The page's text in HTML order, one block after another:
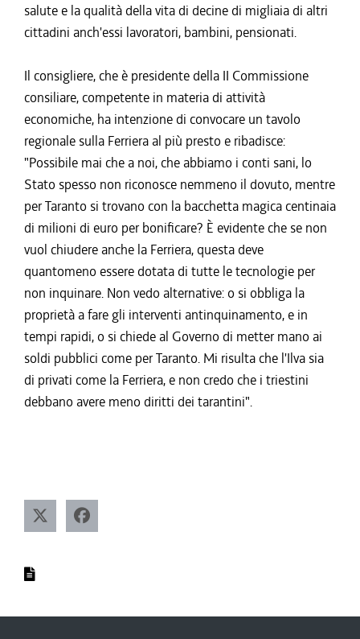
salute e la qualità della vita di decine di migliaia di altri
cittadini anch'essi lavoratori, bambini, pensionati.
Il consigliere, che è presidente della II Commissione
consiliare, competente in materia di attività
economiche, ha intenzione di convocare un tavolo
regionale sulla Ferriera al più presto e ribadisce:
"Possibile mai che a noi, che abbiamo i conti sani, lo
Stato spesso non riconosce nemmeno il dovuto, mentre
per Taranto si trovano con la bacchetta magica centinaia
di milioni di euro per bonificare? È evidente che se non
vuol chiudere anche la Ferriera, questa deve
quantomeno essere dotata di tutte le tecnologie per
non inquinare. Non vedo alternative: o si obbliga la
proprietà a fare gli interventi antinquinamento, e in
tempi rapidi, o si chiede al Governo di metter mano ai
soldi pubblici come per Taranto. Mi risulta che l'Ilva sia
di privati come la Ferriera, e non credo che i triestini
debbano avere meno diritti dei tarantini".